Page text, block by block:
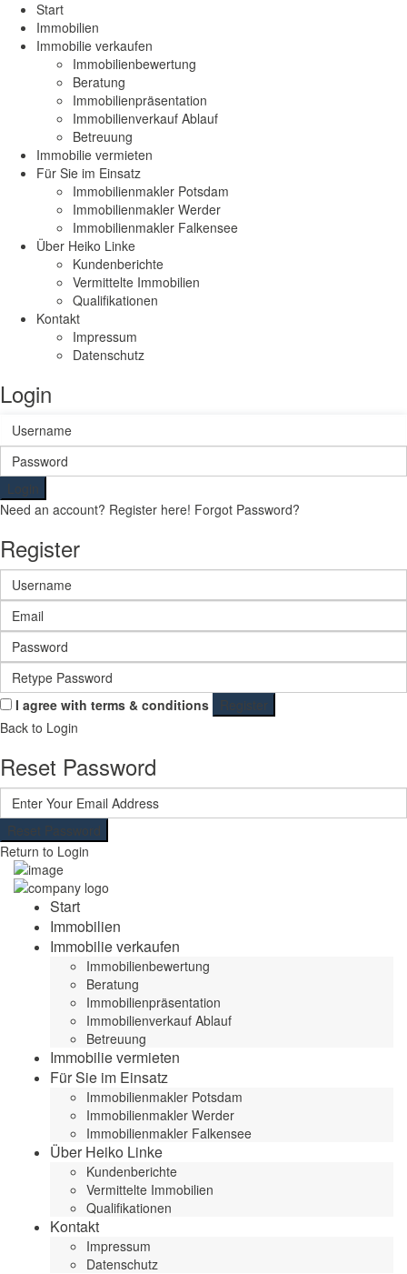
Start
Immobilien
Immobilie verkaufen
Immobilienbewertung
Beratung
Immobilienpräsentation
Immobilienverkauf Ablauf
Betreuung
Immobilie vermieten
Für Sie im Einsatz
Immobilienmakler Potsdam
Immobilienmakler Werder
Immobilienmakler Falkensee
Über Heiko Linke
Kundenberichte
Vermittelte Immobilien
Qualifikationen
Kontakt
Impressum
Datenschutz
Login
Login
Need an account? Register here! Forgot Password?
Register
I agree with terms & conditions
Register
Back to Login
Reset Password
Reset Password
Return to Login
Start
Immobilien
Immobilie verkaufen
Immobilienbewertung
Beratung
Immobilienpräsentation
Immobilienverkauf Ablauf
Betreuung
Immobilie vermieten
Für Sie im Einsatz
Immobilienmakler Potsdam
Immobilienmakler Werder
Immobilienmakler Falkensee
Über Heiko Linke
Kundenberichte
Vermittelte Immobilien
Qualifikationen
Kontakt
Impressum
Datenschutz